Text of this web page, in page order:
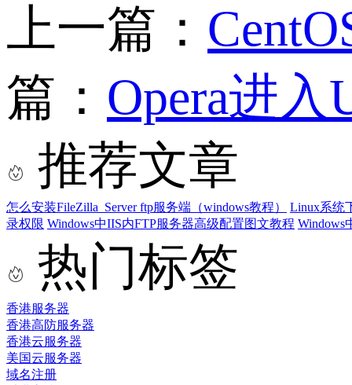
上一篇：
篇： Opera进
推荐文章
怎么安装FileZilla_Server ftp服务端（windows教程）
Linux系统
录权限 Windows中IIS内FTP服务器高级配置图文教程 Windows
热门标签
香港服务器
香港高防服务器
香港云服务器
美国云服务器
域名注册